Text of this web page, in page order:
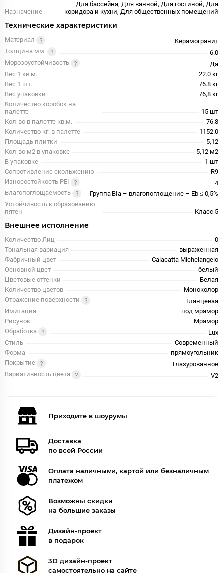
Назначение
Для бассейна, Для ванной, Для гостиной, Для
коридора и кухни, Для общественных помещений
Технические характеристики
Материал
Керамогранит
Толщина мм.
6.0
Морозоустойчивость
Да
Вес 1 кв.м.
22.0 кг
Вес 1 шт.
76.8 кг
Вес упаковки
76,8 кг
Количество коробок на
палетте
15 шт
Кол-во в палетте кв.м.
76.8
Количество кг. в палетте
1152.0
Площадь плитки
5,12
Кол-во м2 в упаковке
5,12 м2
В упаковке
1 шт
Сопротивление скольжению
R9
Износостойкость PEI
4
Влагопоглощаемость
Группа BIa – влагопоглощение – Eb ≤ 0,5%
Устойчивость к образованию
пятен
Класс 5
Внешнее исполнение
Количество Лиц
0
Тональная вариация
выраженная
Фабричный цвет
Calacatta Michelangelo
Основной цвет
белый
Цветовые оттенки
Белая
Количество цветов
Моноколор
Отражение поверхности
Глянцевая
Имитация
под мрамор
Рисунок
Мрамор
Обработка
Lux
Стиль
Современный
Форма
прямоугольник
Покрытие
Глазурованное
Вариативность цвета
V2
Приходите в шоурумы
Доставка
по всей России
Оплата наличными, картой или безналичным
платежом
Возможны скидки
на большие заказы
Дизайн-проект
в подарок
3D дизайн-проект
самостоятельно на сайте